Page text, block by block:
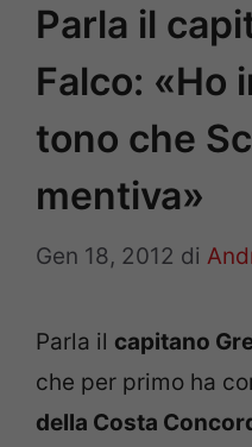
Parla il
Falco: «Ho
tono che
mentiva»
Gen 18, 2012 di
Parla il capitano
che per primo ha
della Costa